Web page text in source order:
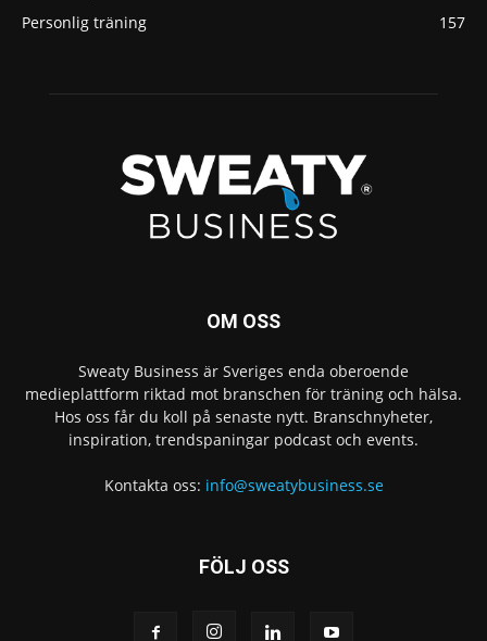
Personlig träning
157
OM OSS
Sweaty Business är Sveriges enda oberoende
medieplattform riktad mot branschen för träning och hälsa.
Hos oss får du koll på senaste nytt. Branschnyheter,
inspiration, trendspaningar podcast och events.
Kontakta oss: info@sweatybusiness.se
FÖLJ OSS